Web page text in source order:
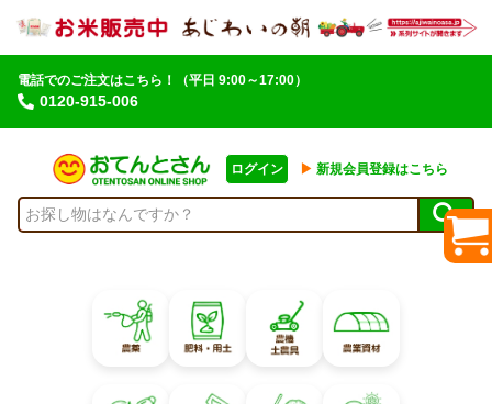
電話でのご注文はこちら！
0120-915-006
（平日 9:00～17:00）
ログイン ▶︎ 新規会員登録はこちら